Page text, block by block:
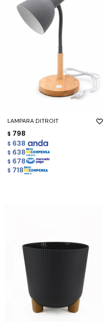
LAMPARA DITROIT
$ 798
$ 638
$ 638
$ 678
$ 718